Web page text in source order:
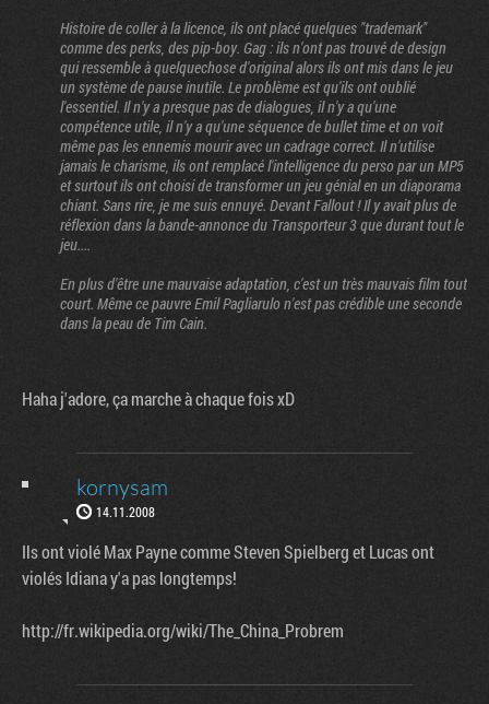
Histoire de coller à la licence, ils ont placé quelques "trademark"
comme des perks, des pip-boy. Gag : ils n'ont pas trouvé de design
qui ressemble à quelquechose d'original alors ils ont mis dans le jeu
un système de pause inutile. Le problème est qu'ils ont oublié
l'essentiel. Il n'y a presque pas de dialogues, il n'y a qu'une
compétence utile, il n'y a qu'une séquence de bullet time et on voit
même pas les ennemis mourir avec un cadrage correct. Il n'utilise
jamais le charisme, ils ont remplacé l'intelligence du perso par un MP5
et surtout ils ont choisi de transformer un jeu génial en un diaporama
chiant. Sans rire, je me suis ennuyé. Devant Fallout ! Il y avait plus de
réflexion dans la bande-annonce du Transporteur 3 que durant tout le
jeu....
En plus d'être une mauvaise adaptation, c'est un très mauvais film tout
court. Même ce pauvre Emil Pagliarulo n'est pas crédible une seconde
dans la peau de Tim Cain.
Haha j'adore, ça marche à chaque fois xD
kornysam
14.11.2008
Ils ont violé Max Payne comme Steven Spielberg et Lucas ont
violés Idiana y'a pas longtemps!
http://fr.wikipedia.org/wiki/The_China_Probrem